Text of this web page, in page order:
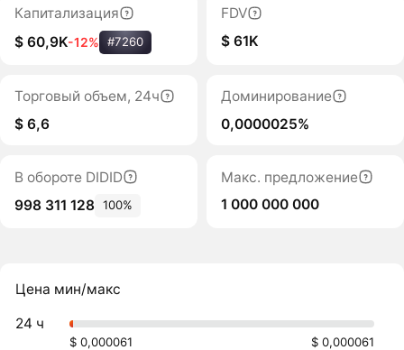
Капитализация
$ 60,9K-12% #7260
FDV
$ 61K
Торговый объем, 24ч
$ 6,6
Доминирование
0,0000025%
В обороте DIDID
998 311 128 100%
Макс. предложение
1 000 000 000
Цена мин/макс
24 ч
$ 0,000061 $ 0,000061